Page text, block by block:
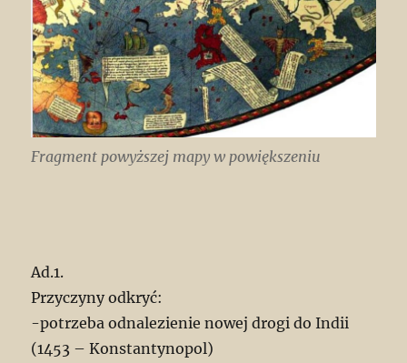
Fragment powyższej mapy w powiększeniu
Ad.1.
Przyczyny odkryć:
-potrzeba odnalezienie nowej drogi do Indii
(1453 – Konstantynopol)